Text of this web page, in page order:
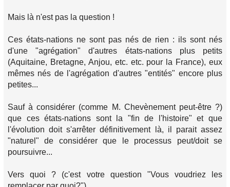
Mais là n'est pas la question !
Ces états-nations ne sont pas nés de rien : ils sont nés
d'une "agrégation" d'autres états-nations plus petits
(Aquitaine, Bretagne, Anjou, etc. etc. pour la France), eux
mêmes nés de l'agrégation d'autres "entités" encore plus
petites...
Sauf à considérer (comme M. Chevènement peut-être ?)
que ces états-nations sont la "fin de l'histoire" et que
l'évolution doit s'arrêter définitivement là, il parait assez
"naturel" de considérer que le processus peut/doit se
poursuivre...
Vers quoi ? (c'est votre question "Vous voudriez les